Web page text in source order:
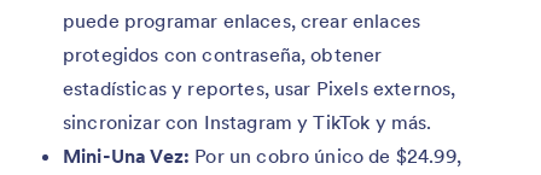
puede programar enlaces, crear enlaces
protegidos con contraseña, obtener
estadísticas y reportes, usar Pixels externos,
sincronizar con Instagram y TikTok y más.
Mini-Una Vez: Por un cobro único de $24.99,